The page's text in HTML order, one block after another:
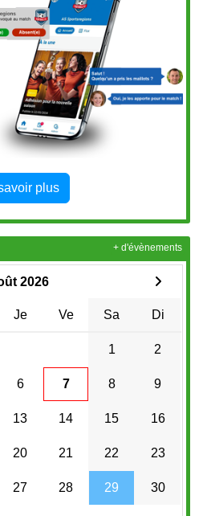
plus
2026
Je Ve Sa Di
1 2
6 7 8 9
13 14 15 16
20 21 22 23
27 28 29 30
+ d'évènements